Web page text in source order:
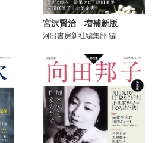
宮沢賢治 増補新版
河出書房新社編集部 編